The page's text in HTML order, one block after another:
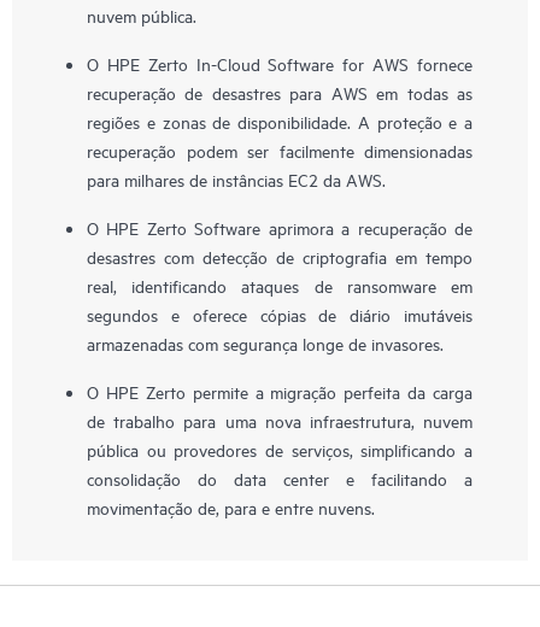
nuvem pública.
O HPE Zerto In-Cloud Software for AWS fornece
recuperação de desastres para AWS em todas as
regiões e zonas de disponibilidade. A proteção e a
recuperação podem ser facilmente dimensionadas
para milhares de instâncias EC2 da AWS.
O HPE Zerto Software aprimora a recuperação de
desastres com detecção de criptografia em tempo
real, identificando ataques de ransomware em
segundos e oferece cópias de diário imutáveis
armazenadas com segurança longe de invasores.
O HPE Zerto permite a migração perfeita da carga
de trabalho para uma nova infraestrutura, nuvem
pública ou provedores de serviços, simplificando a
consolidação do data center e facilitando a
movimentação de, para e entre nuvens.